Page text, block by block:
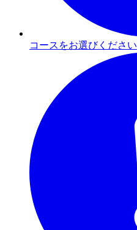
コースをお選びください